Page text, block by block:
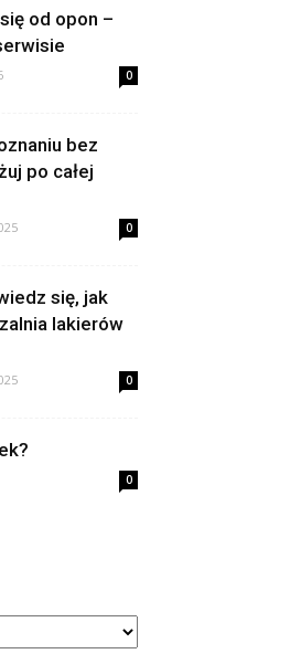
od opon –
0
bez
po całej
0
się, jak
lakierów
0
0